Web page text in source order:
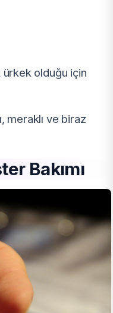
olduğu için
meraklı ve biraz
Bakımı